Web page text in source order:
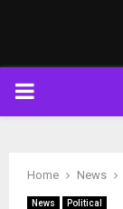
PRIMARY
Home News
News Political